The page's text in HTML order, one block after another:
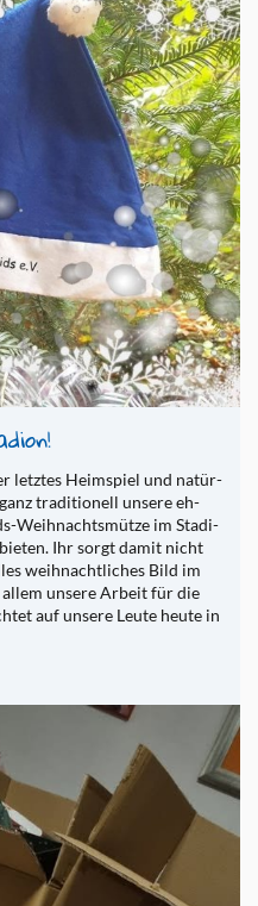
letz­tes Heim­spiel und na­tür­
tra­di­tio­nell un­se­re eh­
Weih­nachts­müt­ze im Sta­di­
Ihr sorgt damit nicht
weih­nacht­li­ches Bild im
un­se­re Ar­beit für die
auf un­se­re Leute heute in